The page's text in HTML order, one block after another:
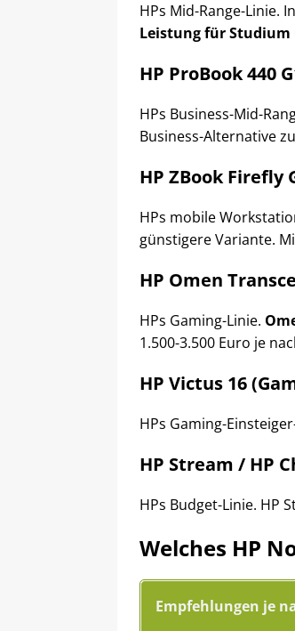
HPs Mid-Range-Linie.
Leistung für
HP ProBook 440
HPs Business-Mid-
Business-Alternative
HP ZBook Firefly
HPs mobile
günstigere Variante.
HP Omen
HPs Gaming-Linie.
1.500-3.500 Euro je
HP Victus 16
HPs Gaming-
HP Stream / HP
HPs Budget-Linie. HP
Welches HP
Empfehlungen je